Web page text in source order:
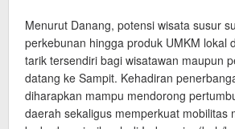
Menurut Danang, potensi wisata susur
perkebunan hingga produk UMKM lokal
tarik tersendiri bagi wisatawan maupun
datang ke Sampit. Kehadiran
diharapkan mampu mendorong
daerah sekaligus memperkuat mobilitas